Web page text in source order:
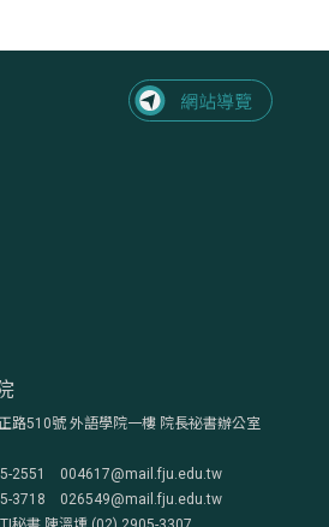
路510號 外語學院一樓 院長祕書辦公室
2551 004617@mail.fju.edu.tw
3718 026549@mail.fju.edu.tw